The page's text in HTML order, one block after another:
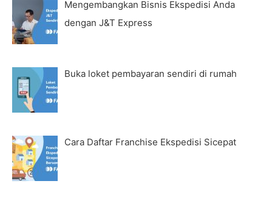
Mengembangkan Bisnis Ekspedisi Anda
dengan J&T Express
Buka loket pembayaran sendiri di rumah
Cara Daftar Franchise Ekspedisi Sicepat